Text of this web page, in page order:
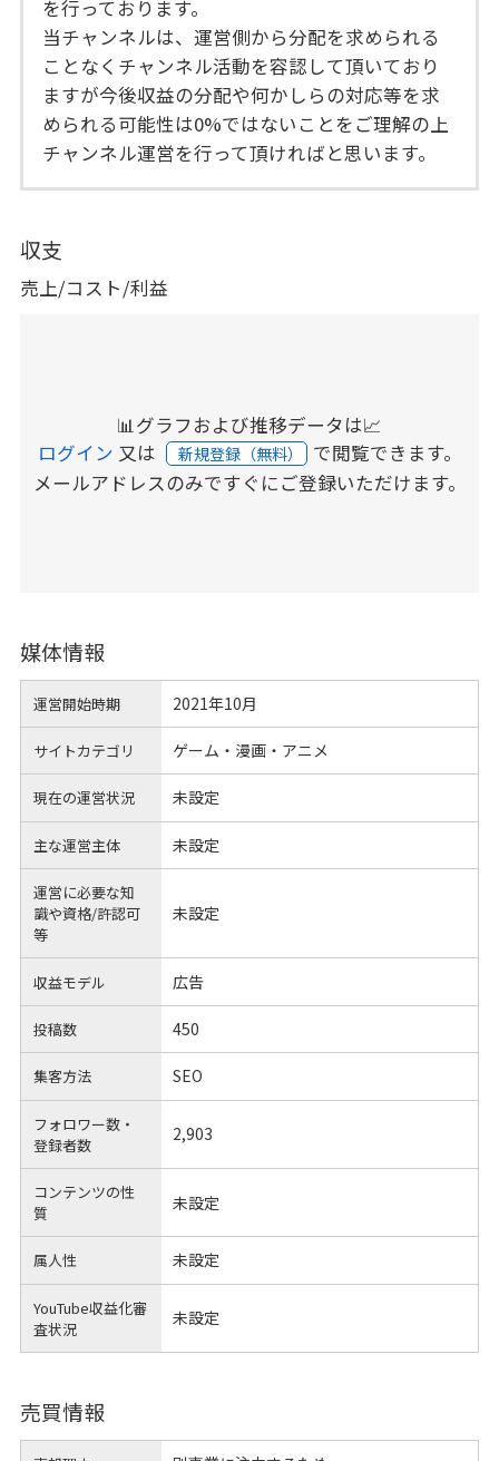
を行っております。
当チャンネルは、運営側から分配を求められる
ことなくチャンネル活動を容認して頂いており
ますが今後収益の分配や何かしらの対応等を求
められる可能性は0%ではないことをご理解の上
チャンネル運営を行って頂ければと思います。
収支
売上/コスト/利益
📊グラフおよび推移データは📈
ログイン 又は 新規登録（無料） で閲覧できます。
メールアドレスのみですぐにご登録いただけます。
媒体情報
運営開始時期 2021年10月
サイトカテゴリ ゲーム・漫画・アニメ
現在の運営状況 未設定
主な運営主体 未設定
運営に必要な知
識や資格/許認可
等
未設定
収益モデル 広告
投稿数 450
集客方法 SEO
フォロワー数・
登録者数
2,903
コンテンツの性
質
未設定
属人性 未設定
YouTube収益化審
査状況
未設定
売買情報